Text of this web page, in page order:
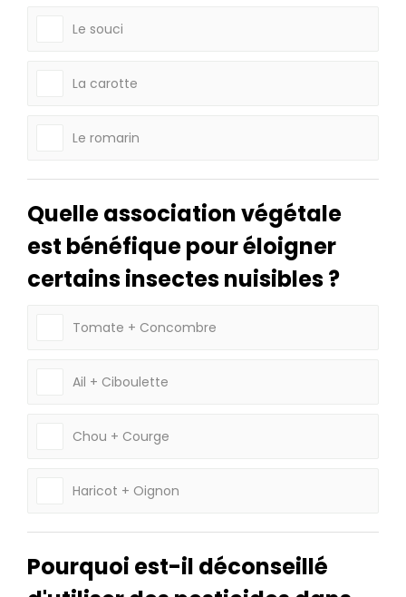
Le souci
La carotte
Le romarin
Quelle association végétale
est bénéfique pour éloigner
certains insectes nuisibles ?
Tomate + Concombre
Ail + Ciboulette
Chou + Courge
Haricot + Oignon
Pourquoi est-il déconseillé